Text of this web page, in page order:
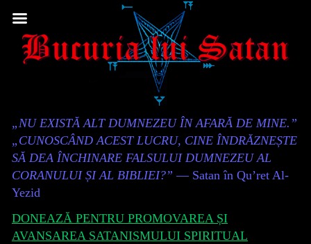
to
Content
Header
„NU EXISTĂ ALT DUMNEZEU ÎN AFARĂ DE MINE.”
„CUNOSCÂND ACEST LUCRU, CINE ÎNDRĂZNEȘTE
SĂ DEA ÎNCHINARE FALSULUI DUMNEZEU AL
CORANULUI ȘI AL BIBLIEI?” — Satan în Qu’ret Al-
Yezid
DONEAZĂ PENTRU PROMOVAREA ȘI
AVANSAREA SATANISMULUI SPIRITUAL